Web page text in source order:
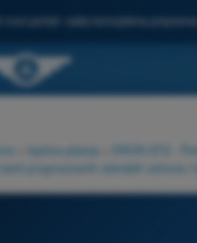
novi portal: vaša kompletna
Ispitna pitanja DRON STS -